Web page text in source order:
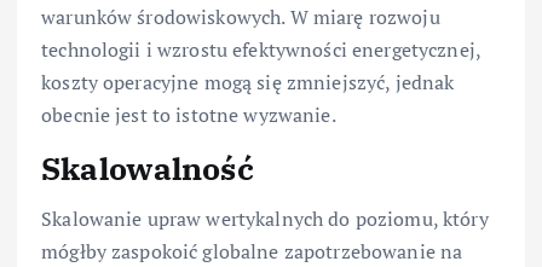
warunków środowiskowych. W miarę rozwoju
technologii i wzrostu efektywności energetycznej,
koszty operacyjne mogą się zmniejszyć, jednak
obecnie jest to istotne wyzwanie.
Skalowalność
Skalowanie upraw wertykalnych do poziomu, który
mógłby zaspokoić globalne zapotrzebowanie na